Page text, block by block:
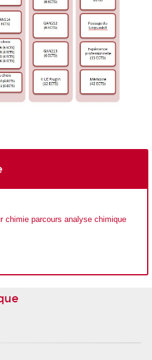
chimie parcours analyse chimique